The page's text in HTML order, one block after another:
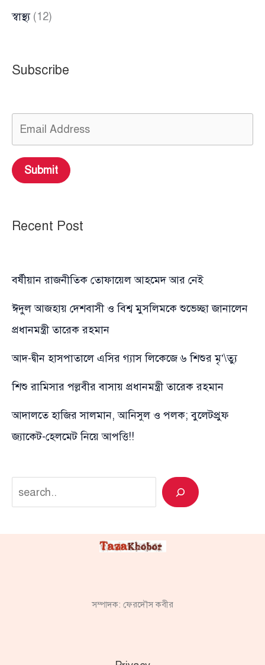
স্বাস্থ্য(12)
Subscribe
Submit
Recent Post
বর্ষীয়ান রাজনীতিক তোফায়েল আহমেদ আর নেই
ঈদুল আজহায় দেশবাসী ও বিশ্ব মুসলিমকে শুভেচ্ছা জানালেন
প্রধানমন্ত্রী তারেক রহমান
আদ-দ্বীন হাসপাতালে এসির গ্যাস লিকেজে ৬ শিশুর মৃ’\ত্যু
শিশু রামিসার পল্লবীর বাসায় প্রধানমন্ত্রী তারেক রহমান
আদালতে হাজির সালমান, আনিসুল ও পলক; বুলেটপ্রুফ
জ্যাকেট-হেলমেট নিয়ে আপত্তি!!
Search
সম্পাদক: ফেরদৌস কবীর